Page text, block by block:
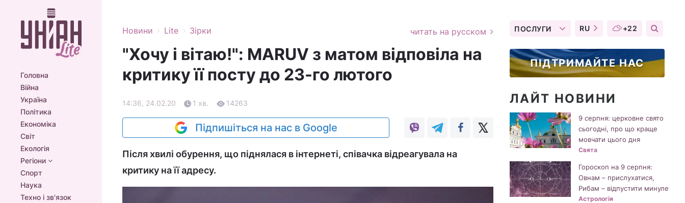
Головна
Війна
Україна
Політика
Економіка
Світ
Екологія
Регіони
Спорт
Наука
Техно і зв'язок
Новини › Lite › Зірки читать на русском
"Хочу і вітаю!": MARUV з матом відповіла на
критику її посту до 23-го лютого
14:36, 24.02.20 1 хв. 14263
Підпишіться на нас в Google
Після хвилі обурення, що піднялася в інтернеті, співачка відреагувала на
критику на її адресу.
ПОСЛУГИ RU +22
ПІДТРИМАЙТЕ НАС
ЛАЙТ НОВИНИ
9 серпня: церковне свято
сьогодні, про що краще
мовчати цього дня
Свята
Гороскоп на 9 серпня:
Овнам – прислухатися,
Рибам – відпустити минуле
Астрологія